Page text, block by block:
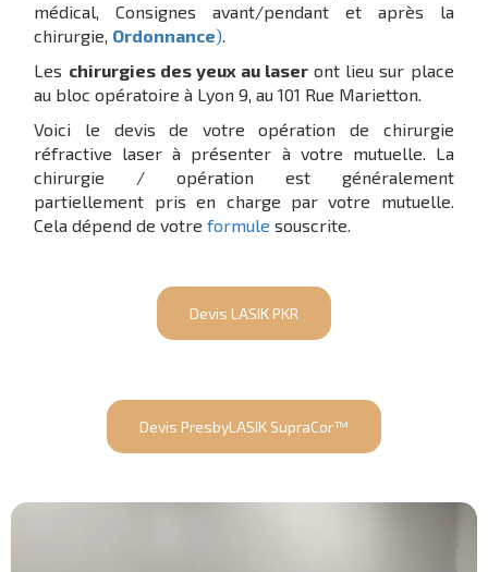
médical, Consignes avant/pendant et après la
chirurgie, Ordonnance).
Les chirurgies des yeux au laser ont lieu sur place
au bloc opératoire à Lyon 9, au 101 Rue Marietton.
Voici le devis de votre opération de chirurgie
réfractive laser à présenter à votre mutuelle. La
chirurgie / opération est généralement
partiellement pris en charge par votre mutuelle.
Cela dépend de votreformule souscrite.
Devis LASIK PKR
Devis PresbyLASIK SupraCor™